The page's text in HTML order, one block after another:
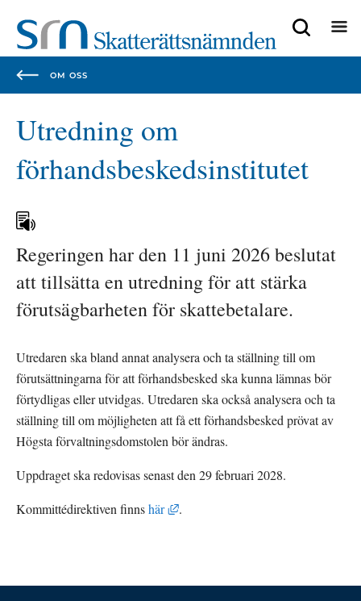
start
end
OM OSS
Utredning om
förhandsbeskedsinstitutet
Regeringen har den 11 juni 2026 beslutat
att tillsätta en utredning för att stärka
förutsägbarheten för skattebetalare.
Utredaren ska bland annat analysera och ta ställning till om
förutsättningarna för att förhandsbesked ska kunna lämnas bör
förtydligas eller utvidgas. Utredaren ska också analysera och ta
ställning till om möjligheten att få ett förhandsbesked prövat av
Högsta förvaltningsdomstolen bör ändras.
Uppdraget ska redovisas senast den 29 februari 2028.
Kommittédirektiven finns här Länk till annan webbplats, öppnas
.